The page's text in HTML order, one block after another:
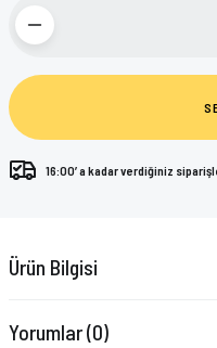
16:00’ a kadar verdiğiniz
Ürün Bilgisi
Yorumlar (0)